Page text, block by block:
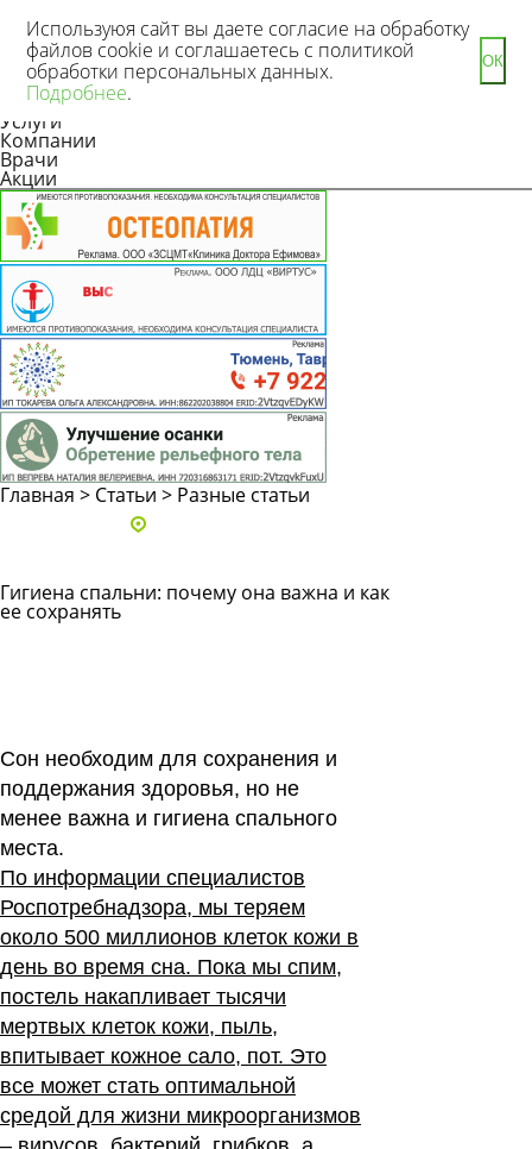
Новости
Статьи
Услуги
Компании
Врачи
Акции
Главная > Статьи > Разные статьи
Гигиена спальни: почему она важна и как
ее сохранять
Сон необходим для сохранения и
поддержания здоровья, но не
менее важна и гигиена спального
места.
По информации специалистов
Роспотребнадзора, мы теряем
около 500 миллионов клеток кожи в
день во время сна. Пока мы спим,
постель накапливает тысячи
мертвых клеток кожи, пыль,
впитывает кожное сало, пот. Это
все может стать оптимальной
средой для жизни микроорганизмов
Используюя сайт вы даете согласие на обработку
файлов cookie и соглашаетесь с политикой
обработки персональных данных.
Подробнее.
ОК